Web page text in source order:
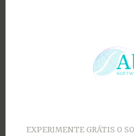
EXPERIMENTE GRÁTIS O